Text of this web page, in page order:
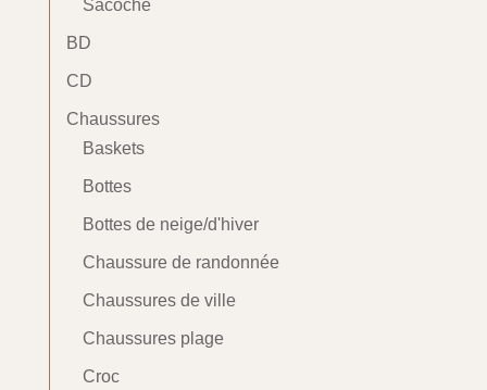
Sacoche
BD
CD
Chaussures
Baskets
Bottes
Bottes de neige/d'hiver
Chaussure de randonnée
Chaussures de ville
Chaussures plage
Croc